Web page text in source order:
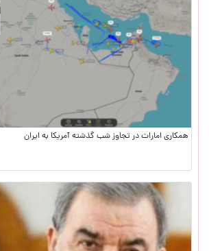
همکاری امارات در تجاوز شب گذشته آمریکا به ایران